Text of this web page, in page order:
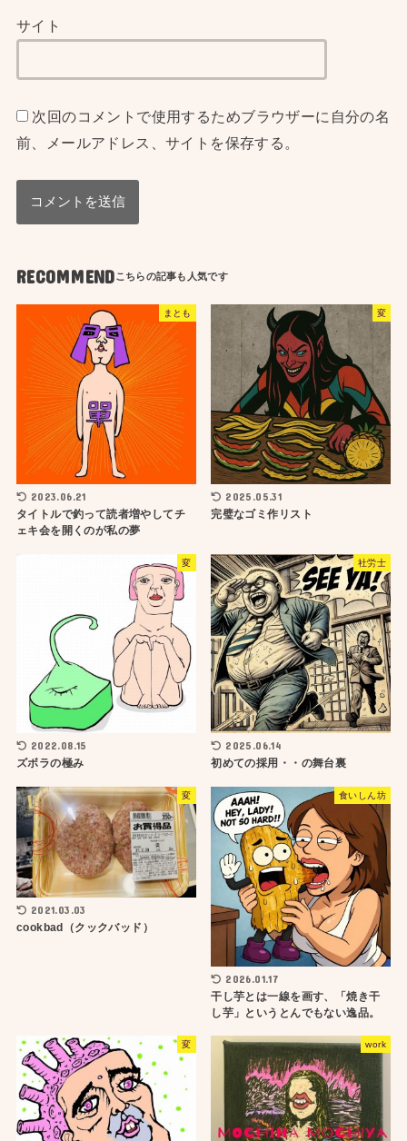
サイト
次回のコメントで使用するためブラウザーに自分の名
前、メールアドレス、サイトを保存する。
RECOMMEND
まとも
2023.06.21
タイトルで釣って読者増やしてチ
ェキ会を開くのが私の夢
変
2025.05.31
完璧なゴミ作リスト
変
2022.08.15
ズボラの極み
社労士
2025.06.14
初めての採用・・の舞台裏
変
2021.03.03
cookbad（クックバッド）
食いしん坊
2026.01.17
干し芋とは一線を画す、「焼き干
し芋」というとんでもない逸品。
変 work